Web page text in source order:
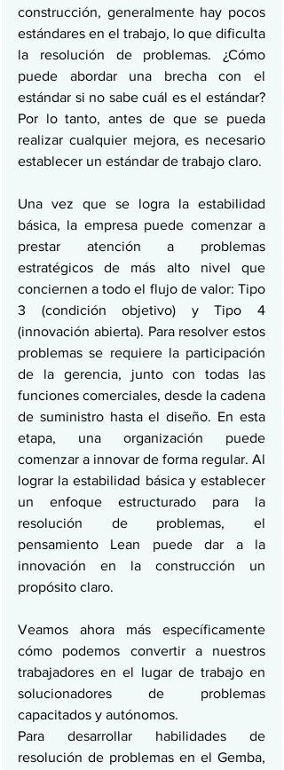
construcción, generalmente hay pocos
estándares en el trabajo, lo que dificulta
la resolución de problemas. ¿Cómo
puede abordar una brecha con el
estándar si no sabe cuál es el estándar?
Por lo tanto, antes de que se pueda
realizar cualquier mejora, es necesario
establecer un estándar de trabajo claro.
Una vez que se logra la estabilidad
básica, la empresa puede comenzar a
prestar atención a problemas
estratégicos de más alto nivel que
conciernen a todo el flujo de valor: Tipo
3 (condición objetivo) y Tipo 4
(innovación abierta). Para resolver estos
problemas se requiere la participación
de la gerencia, junto con todas las
funciones comerciales, desde la cadena
de suministro hasta el diseño. En esta
etapa, una organización puede
comenzar a innovar de forma regular. Al
lograr la estabilidad básica y establecer
un enfoque estructurado para la
resolución de problemas, el
pensamiento Lean puede dar a la
innovación en la construcción un
propósito claro.
Veamos ahora más específicamente
cómo podemos convertir a nuestros
trabajadores en el lugar de trabajo en
solucionadores de problemas
capacitados y autónomos.
Para desarrollar habilidades de
resolución de problemas en el Gemba,